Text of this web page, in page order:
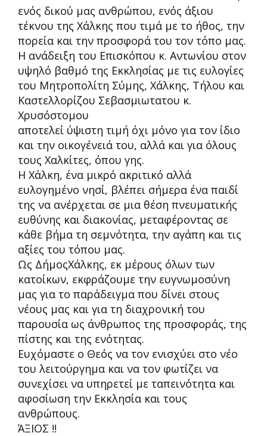
ενός δικού μας ανθρώπου, ενός άξιου
τέκνου της Χάλκης που τιμά με το ήθος, την
πορεία και την προσφορά του τον τόπο μας.
Η ανάδειξη του Επισκόπου κ. Αντωνίου στον
υψηλό βαθμό της Εκκλησίας με τις ευλογίες
του Μητροπολίτη Σύμης, Χάλκης, Τήλου και
Καστελλορίζου Σεβασμιωτατου κ.
Χρυσόστομου
αποτελεί ύψιστη τιμή όχι μόνο για τον ίδιο
και την οικογένειά του, αλλά και για όλους
τους Χαλκίτες, όπου γης.
Η Χάλκη, ένα μικρό ακριτικό αλλά
ευλογημένο νησί, βλέπει σήμερα ένα παιδί
της να ανέρχεται σε μια θέση πνευματικής
ευθύνης και διακονίας, μεταφέροντας σε
κάθε βήμα τη σεμνότητα, την αγάπη και τις
αξίες του τόπου μας.
Ως ΔήμοςΧάλκης, εκ μέρους όλων των
κατοίκων, εκφράζουμε την ευγνωμοσύνη
μας για το παράδειγμα που δίνει στους
νέους μας και για τη διαχρονική του
παρουσία ως άνθρωπος της προσφοράς, της
πίστης και της ενότητας.
Ευχόμαστε ο Θεός να τον ενισχύει στο νέο
του λειτούργημα και να τον φωτίζει να
συνεχίσει να υπηρετεί με ταπεινότητα και
αφοσίωση την Εκκλησία και τους
ανθρώπους.
ΆΞΙΟΣ !!